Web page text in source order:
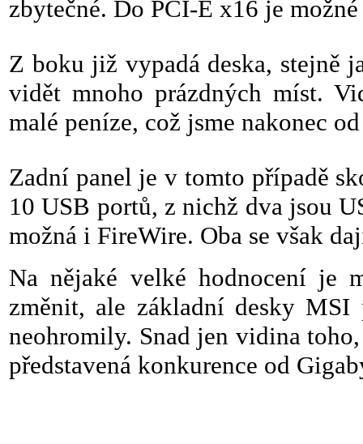
zbytečné. Do PCI-E x16 je
Z boku již vypadá deska, stejně
vidět mnoho prázdných míst.
malé peníze, což jsme nakonec
Zadní panel je v tomto případě
10 USB portů, z nichž dva jsou
možná i FireWire. Oba se však
Na nějaké velké hodnocení je
změnit, ale základní desky
neohromily. Snad jen vidina
představená konkurence od